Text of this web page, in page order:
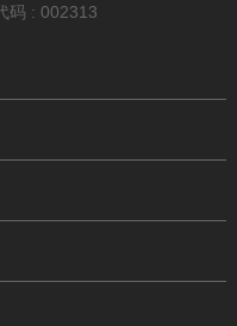
码 : 002313